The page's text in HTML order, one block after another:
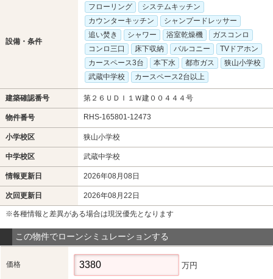
設備・条件
フローリング
システムキッチン
カウンターキッチン
シャンプードレッサー
追い焚き
シャワー 浴室乾燥機
ガスコンロ
コンロ三口
床下収納 バルコニー
TVドアホン
カースペース3台
本下水 都市ガス
狭山小学校
武蔵中学校
カースペース2台以上
建築確認番号 第２６ＵＤＩ１Ｗ建００４４４号
物件番号 RHS-165801-12473
小学校区 狭山小学校
中学校区 武蔵中学校
情報更新日 2026年08月08日
次回更新日 2026年08月22日
※各種情報と差異がある場合は現況優先となります
この物件でローンシミュレーションする
価格 万円